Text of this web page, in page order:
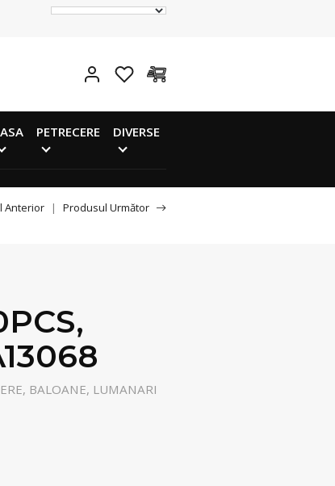
PETRECERE DIVERSE
Anterior | Produsul Următor
BALOANE, LUMANARI